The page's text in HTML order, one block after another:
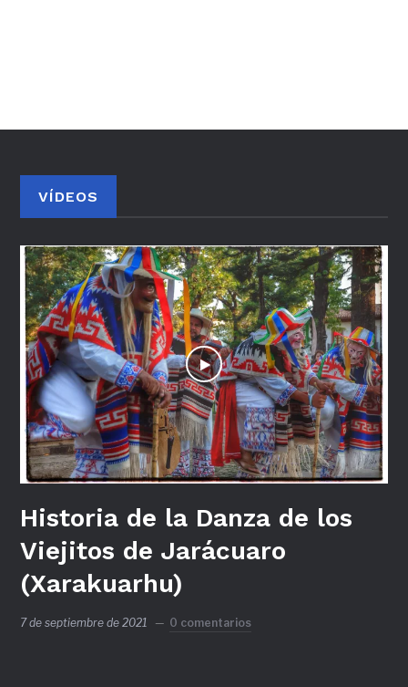
VÍDEOS
Historia de la Danza de los
Viejitos de Jarácuaro
(Xarakuarhu)
7 de septiembre de 2021 0 comentarios